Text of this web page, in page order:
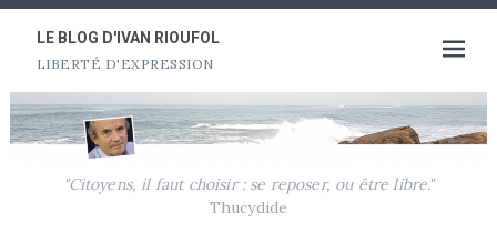
Aller
contenu
LE BLOG D'IVAN RIOUFOL
LIBERTÉ D'EXPRESSION
Ouvrir
le
menu
"Citoyens, il faut choisir : se reposer, ou être libre."
Thucydide